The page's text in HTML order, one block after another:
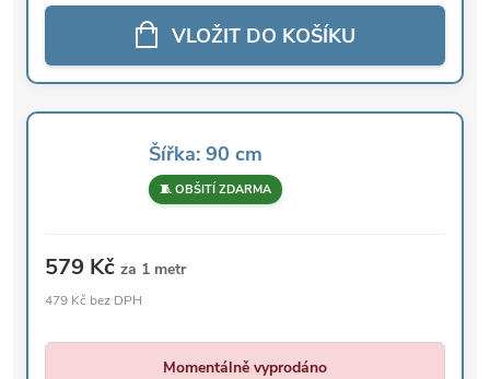
VLOŽIT DO KOŠÍKU
Šířka: 90 cm
🧵 OBŠITÍ ZDARMA
579 Kč za 1 metr
479 Kč bez DPH
Momentálně vyprodáno